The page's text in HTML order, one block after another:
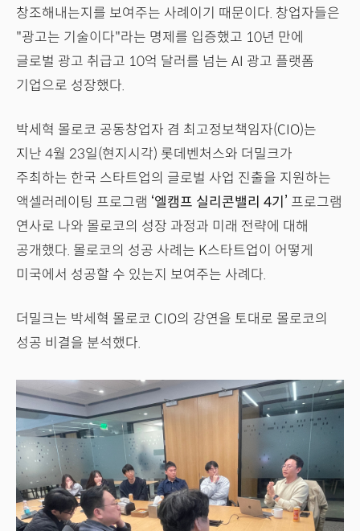
창조해내는지를 보여주는 사례이기 때문이다. 창업자들은
"광고는 기술이다"라는 명제를 입증했고 10년 만에
글로벌 광고 취급고 10억 달러를 넘는 AI 광고 플랫폼
기업으로 성장했다.
박세혁 몰로코 공동창업자 겸 최고정보책임자(CIO)는
지난 4월 23일(현지시각) 롯데벤처스와 더밀크가
주최하는 한국 스타트업의 글로벌 사업 진출을 지원하는
액셀러레이팅 프로그램 ‘엘캠프 실리콘밸리 4기’ 프로그램
연사로 나와 몰로코의 성장 과정과 미래 전략에 대해
공개했다. 몰로코의 성공 사례는 K스타트업이 어떻게
미국에서 성공할 수 있는지 보여주는 사례다.
더밀크는 박세혁 몰로코 CIO의 강연을 토대로 몰로코의
성공 비결을 분석했다.